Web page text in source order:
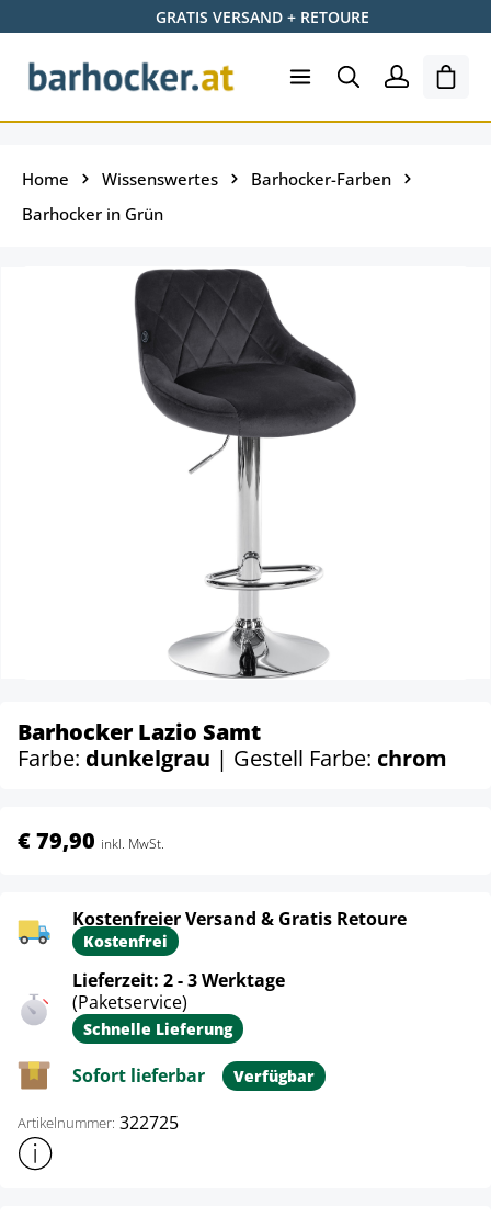
Zum Hauptinhalt springenGRATIS VERSAND + RETOURE
Home Wissenswertes
Barhocker-Farben
Barhocker in Grün
Barhocker Lazio Samt
Farbe: dunkelgrau | Gestell Farbe: chrom
€ 79,90 inkl. MwSt.
Kostenfreier Versand & Gratis Retoure
Kostenfrei
Lieferzeit: 2 - 3 Werktage
(Paketservice)
Schnelle Lieferung
Sofort lieferbar Verfügbar
Artikelnummer: 322725
Weitere Produktinformationen anzeigen